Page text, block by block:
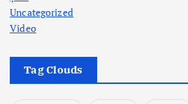
Uncategorized
Video
Tag Clouds